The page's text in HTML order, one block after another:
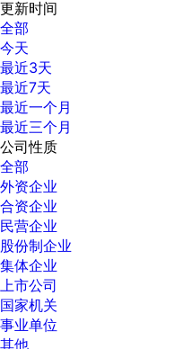
更新时间
全部
今天
最近3天
最近7天
最近一个月
最近三个月
公司性质
全部
外资企业
合资企业
民营企业
股份制企业
集体企业
上市公司
国家机关
事业单位
其他